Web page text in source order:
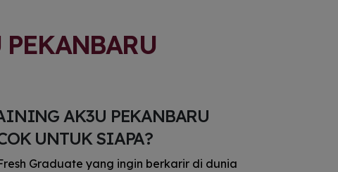
AK3U PEKANBARU
UNTUK SIAPA?
Graduate yang ingin berkarir di dunia